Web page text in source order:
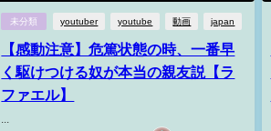
未分類 youtuber youtube 動画 japan
【感動注意】危篤状態の時、一番早
く駆けつける奴が本当の親友説【ラ
ファエル】